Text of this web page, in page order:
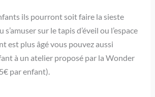
ils pourront soit faire la sieste
sur le tapis d’éveil ou l’espace
est plus âgé vous pouvez aussi
à un atelier proposé par la Wonder
par enfant).